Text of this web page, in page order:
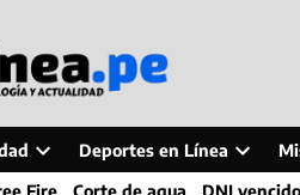
Open
dropdown
Deportes en Línea
Open
dropdown
Fire Corte de agua DNI vencido